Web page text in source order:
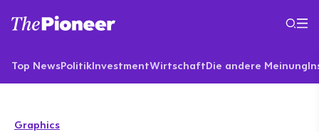
Top NewsPolitikInvestmentWirtschaftDie andere Meinung
Graphics